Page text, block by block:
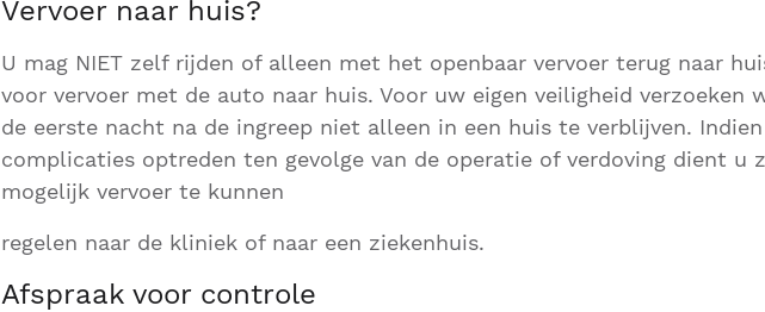
Vervoer naar huis?
U mag NIET zelf rijden of alleen met het openbaar vervoer terug naar
voor vervoer met de auto naar huis. Voor uw eigen veiligheid verzoeken
de eerste nacht na de ingreep niet alleen in een huis te verblijven.
complicaties optreden ten gevolge van de operatie of verdoving dient u
mogelijk vervoer te kunnen
regelen naar de kliniek of naar een ziekenhuis.
Afspraak voor controle